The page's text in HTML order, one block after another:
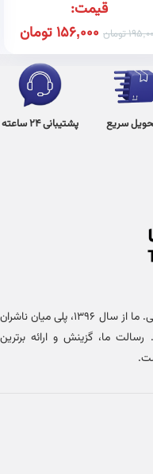
قیمت:
تومان 156,000تومان
سریع پشتیبانی 24 ساعته
خانه کتاب طاها، مرجع تخصصی آثار علوم انسانی. ما از سال ۱۳۹۶، پلی میان ناشران
ما، گزینش و ارائه برترین